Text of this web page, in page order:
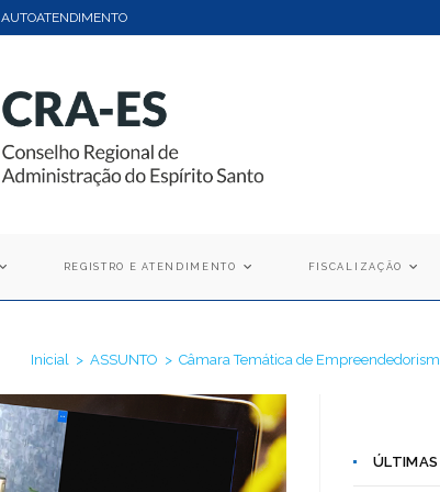
AUTOATENDIMENTO
REGISTRO E ATENDIMENTO FISCALIZAÇÃO
Inicial > ASSUNTO > Câmara Temática de